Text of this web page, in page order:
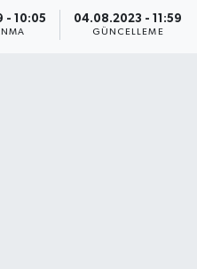
- 10:05 04.08.2023 - 11:59
GÜNCELLEME